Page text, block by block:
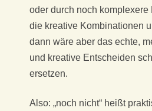
oder durch noch komplexere
die kreative Kombinationen
dann wäre aber das echte,
und kreative Entscheiden
ersetzen.
Also: „noch nicht“ heißt